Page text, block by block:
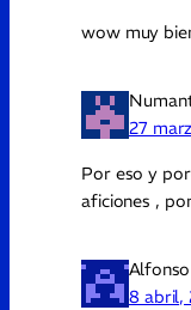
wow muy
27
Por eso y
aficiones ,
8 abril,